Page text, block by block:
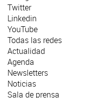
Twitter
Linkedin
YouTube
Todas las redes
Actualidad
Agenda
Newsletters
Noticias
Sala de prensa